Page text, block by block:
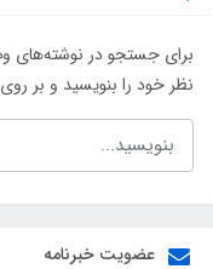
برای جستجو در نوشته‌های
نظر خود را بنویسید و بر
عضویت خبرنامه